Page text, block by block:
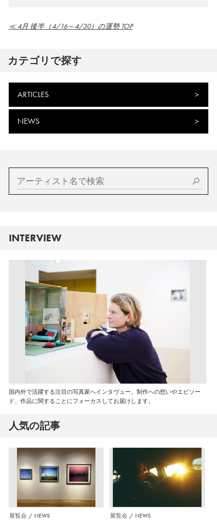
≪ 4月 後半（4/16～4/30）の運勢 TOP
カテゴリで探す
ARTICLES
NEWS
INTERVIEW
国内外で活躍する注目の写真家へインタヴュー。制作への想いやエピソー
ド、作品に関することにフォーカスしてお届けします。
人気の記事
展覧会 NEWS 展覧会 NEWS